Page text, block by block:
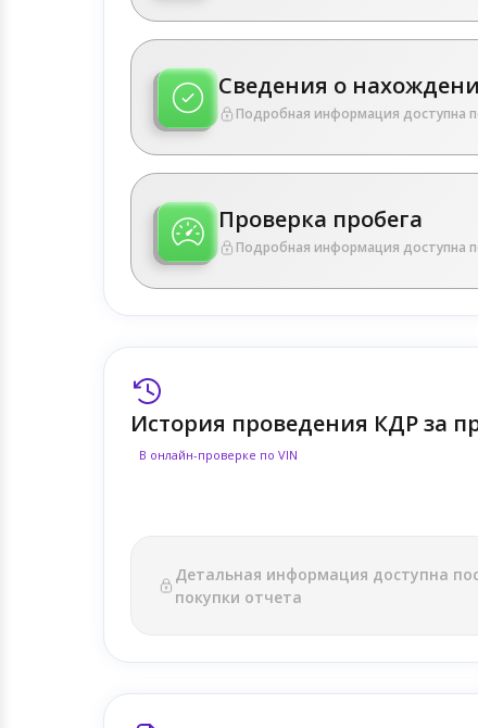
Сведения о
Подробная информация доступна
Проверка пробега
Подробная информация доступна
История проведения КДР за
В онлайн-проверке по VIN
Детальная информация доступна
покупки отчета